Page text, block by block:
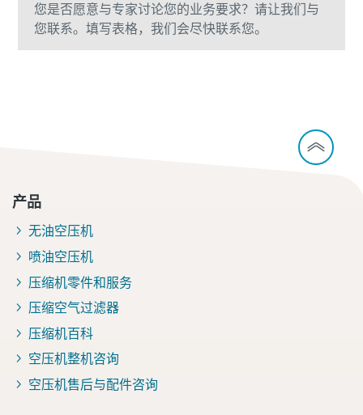
您是否愿意与专家讨论您的业务要求？请让我们与
您联系。填写表格，我们会尽快联系您。
产品
无油空压机
喷油空压机
压缩机零件和服务
压缩空气过滤器
压缩机百科
空压机整机咨询
空压机售后与配件咨询